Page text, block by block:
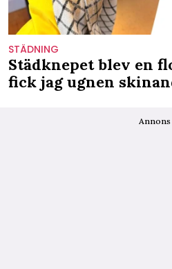
STÄDNING
Städknepet blev en
fick jag ugnen
Annons